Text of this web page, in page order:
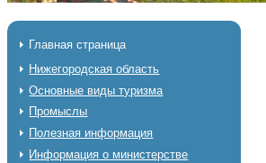
Главная страница
Нижегородская область
Основные виды туризма
Промыслы
Полезная информация
Информация о министерстве